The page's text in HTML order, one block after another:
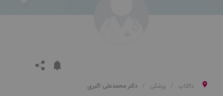
داکتاپ پزشکی دکتر محمدعلی اکبری